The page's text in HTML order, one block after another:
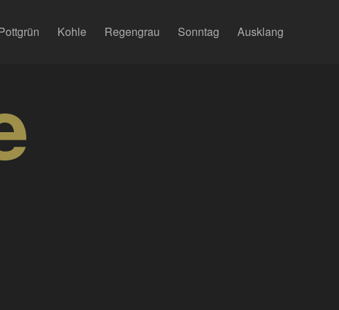
Kohle Regengrau Sonntag Ausklang